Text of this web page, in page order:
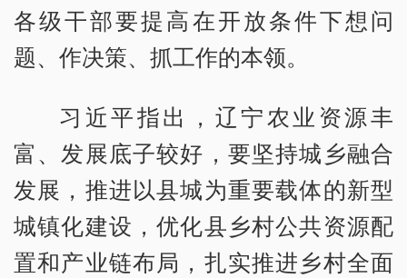
各级干部要提高在开放条件下想问
题、作决策、抓工作的本领。
习近平指出，辽宁农业资源丰
富、发展底子较好，要坚持城乡融合
发展，推进以县城为重要载体的新型
城镇化建设，优化县乡村公共资源配
置和产业链布局，扎实推进乡村全面